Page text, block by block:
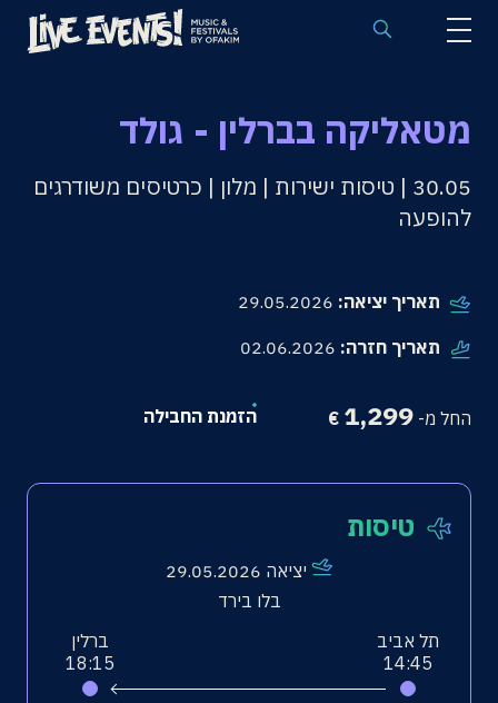
הופעות לפי אמנים
יעדים
פסטיבלים
שאלות נפוצות
אודות
מטאליקה בברלין - גולד
30.05 | טיסות ישירות | מלון | כרטיסים משודרגים
להופעה
תאריך יציאה:
תאריך חזרה:
החל מ- 1,299
€ הזמנת החבילה
טיסות
יציאה 29.05.2026
בלו בירד
תל אביב
14:45
ברלין
18:15